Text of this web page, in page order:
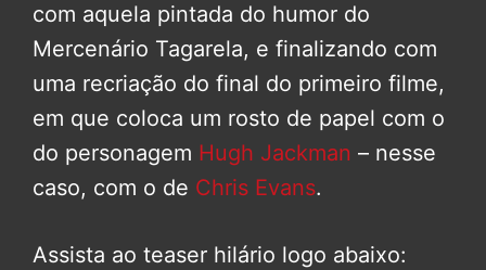
com aquela pintada do humor do
Mercenário Tagarela, e finalizando com
uma recriação do final do primeiro filme,
em que coloca um rosto de papel com o
do personagem Hugh Jackman – nesse
caso, com o de Chris Evans.
Assista ao teaser hilário logo abaixo: